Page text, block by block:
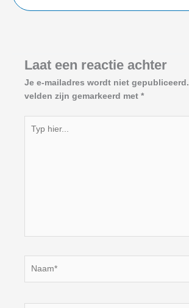
Laat een reactie achter
Je e-mailadres wordt niet gepubliceerd.
velden zijn gemarkeerd met *
hier...